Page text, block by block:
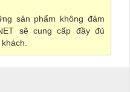
sản phẩm không đảm
sẽ cung cấp đầy đủ